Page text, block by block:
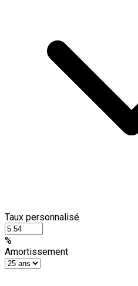
Taux personnalisé
%
Amortissement